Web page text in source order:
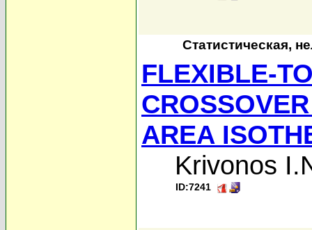
Статистическая,
FLEXIBLE-
AREA
Krivonos
ID:7241